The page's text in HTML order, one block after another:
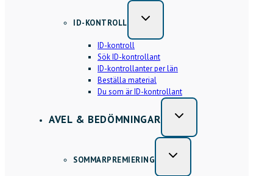
ID-KONTROLL
ID-kontroll
Sök ID-kontrollant
ID-kontrollanter per län
Beställa material
Du som är ID-kontrollant
AVEL & BEDÖMNINGAR
SOMMARPREMIERING